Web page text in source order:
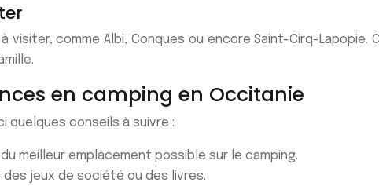
visiter, comme Albi, Conques ou encore Saint-Cirq-
en camping en Occitanie
quelques conseils à suivre :
meilleur emplacement possible sur le camping.
jeux de société ou des livres.